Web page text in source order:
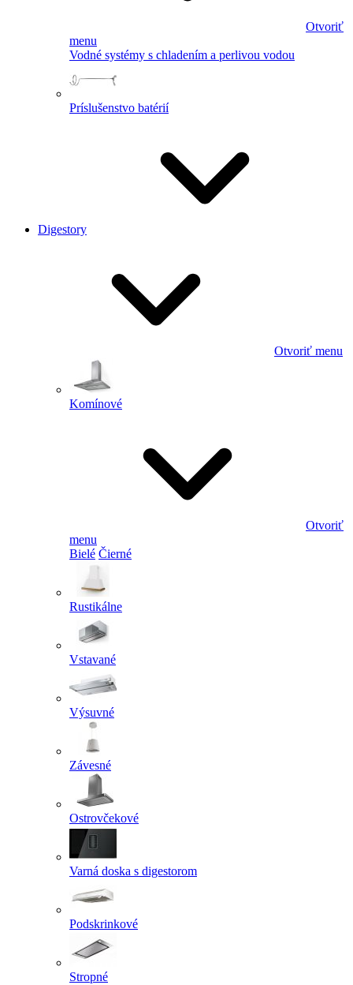
Otvoriť
menu
Vodné systémy s chladením a perlivou vodou
Príslušenstvo batérií
Digestory
Otvoriť menu
Komínové
Otvoriť
menu
Bielé Čierné
Rustikálne
Vstavané
Výsuvné
Závesné
Ostrovčekové
Varná doska s digestorom
Podskrinkové
Stropné